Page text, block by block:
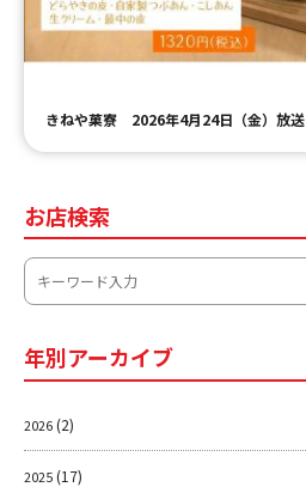
ＹＢＣオンデマンド
きねや菓寮 2026年4月24日（金）放送
お店検索
年別アーカイブ
2026(2)
2025(17)